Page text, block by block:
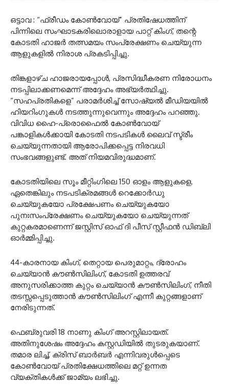
ഒട്ടാവ : “ഫ്രീഡം കോൺവോയ്” പ്രതിഷേധത്തിന്
പിന്നിലെ സംഘാടകരിലൊരാളായ പാറ്റ് കിംഗ്, തന്റെ
കോടതി ഹാജർ തത്സമയം സംപ്രേക്ഷണം ചെയ്യുന്ന
ആളുകളിൽ നിരാശ പ്രകടിപ്പിച്ചു.
തിങ്കളാഴ്ച ഹാജരായപ്പോൾ, പ്രസിദ്ധീകരണ നിരോധനം
നടപ്പിലാക്കണമെന്ന് അദ്ദേഹം അഭ്യർത്ഥിച്ചു.
“സഹപ്രതികളെ” പരാമർശിച്ച് സോഷ്യൽ മീഡിയയിൽ
ഹിയറിംഗുകൾ നടത്തുന്നുവെന്നും അദ്ദേഹം പറഞ്ഞു.
വിവിധ ഹൈ-പ്രൊഫൈൽ കോൺവോയ്
പങ്കാളികൾക്കായി കോടതി നടപടികൾ ലൈവ് സ്ട്രീം
ചെയ്യുന്നതായി ആരോപിക്കപ്പെട്ട നിരവധി
സംഭവങ്ങളുണ്ട്. അത് നിയമവിരുദ്ധമാണ്.
കോടതിയിലെ സൂം മീറ്റിംഗിലെ 150 ഓളം ആളുകളെ,
ഏതെങ്കിലും നടപടിക്രമങ്ങൾ റെക്കോർഡു
ചെയ്യുകയോ പ്രക്ഷേപണം ചെയ്യുകയോ
പുനഃസംപ്രേക്ഷണം ചെയ്യുകയോ ചെയ്യുന്നത്
കുറ്റകരമാണെന്ന് ജസ്റ്റിസ് ഓഫ് ദി പീസ് സ്റ്റീഫൻ ഡിബ്ലി
ഓർമ്മിപ്പിച്ചു.
44-കാരനായ കിംഗ്, തെറ്റായ പെരുമാറ്റം, ദ്രോഹം
ചെയ്യാൻ കൗൺസിലിംഗ്, കോടതി ഉത്തരവ്
അനുസരിക്കാത്ത കുറ്റം ചെയ്യാൻ കൗൺസിലിംഗ്, നീതി
തടസ്സപ്പെടുത്താൻ കൗൺസിലിംഗ് എന്നീ കുറ്റങ്ങളാണ്
നേരിടുന്നത്.
ഫെബ്രുവരി 18 നാണു കിംഗ് അറസ്റ്റിലായത്.
അതിനുശേഷം അദ്ദേഹം കസ്റ്റഡിയിൽ തുടരുകയാണ്.
തമാര ലിച്ച്, ക്രിസ് ബാർബർ എന്നിവരുൾപ്പെടെ
കോൺവോയ് പ്രതിക്ഷേധത്തിലെ മറ്റ് ഉന്നത
വ്യക്തികൾക്ക് ജാമ്യം ലഭിച്ചു.